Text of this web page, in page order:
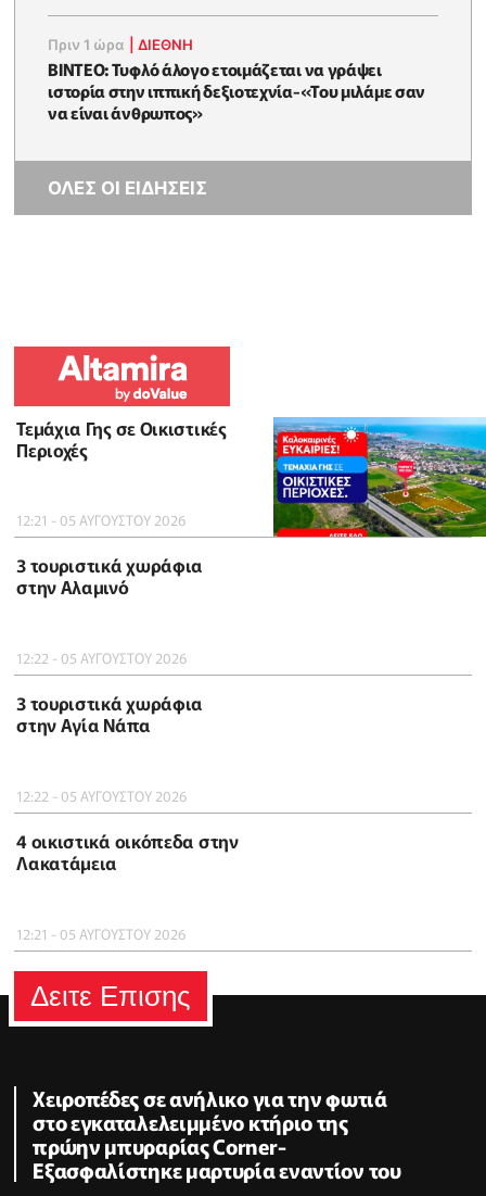
Πριν 1 ώρα |ΔΙΕΘΝΗ
ΒΙΝΤΕΟ: Τυφλό άλογο ετοιμάζεται να γράψει
ιστορία στην ιππική δεξιοτεχνία-«Του μιλάμε σαν
να είναι άνθρωπος»
ΟΛΕΣ ΟΙ ΕΙΔΗΣΕΙΣ
Τεμάχια Γης σε Οικιστικές
Περιοχές
12:21 - 05 ΑΥΓΟΥΣΤΟΥ 2026
3 τουριστικά χωράφια
στην Αλαμινό
12:22 - 05 ΑΥΓΟΥΣΤΟΥ 2026
3 τουριστικά χωράφια
στην Αγία Νάπα
12:22 - 05 ΑΥΓΟΥΣΤΟΥ 2026
4 οικιστικά οικόπεδα στην
Λακατάμεια
12:21 - 05 ΑΥΓΟΥΣΤΟΥ 2026
Δειτε Επισης
Χειροπέδες σε ανήλικο για την φωτιά
στο εγκαταλελειμμένο κτήριο της
πρώην μπυραρίας Corner-
Εξασφαλίστηκε μαρτυρία εναντίον του